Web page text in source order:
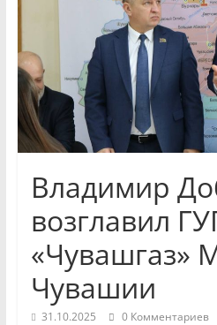
и
Новости
Чувашской
Чебоксар.
События
происшествия,
интервью,
инсайды.
Владимир
возглавил
«Чувашгаз»
Чувашии
31.10.2025 0 Комментариев